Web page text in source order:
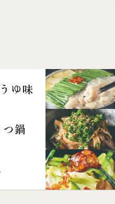
ゆ味
鍋